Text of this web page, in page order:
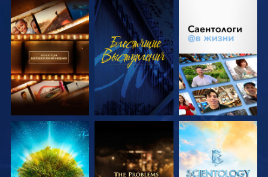
СМОТРЕТЬ
ПЕРЕДАЧИ
СМОТРЕТЬ
СМОТРЕТЬ
СМОТРЕТЬ
ПЕРЕДАЧИ
СМОТРЕТЬ
ПЕРЕДАЧИ
СМОТРЕТЬ
ПЕРЕДАЧИ